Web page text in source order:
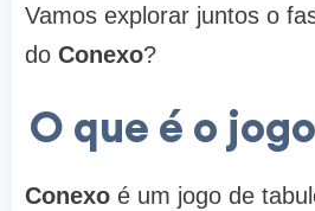
Vamos explorar juntos o
do Conexo?
O que é o
Conexo é um jogo de